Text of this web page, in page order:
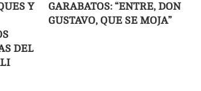
Y
DEL
GARABATOS: “ENTRE, DON
GUSTAVO, QUE SE MOJA”